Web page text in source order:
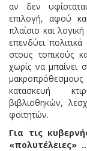
αν δεν
επιλογή, αφού
πλαίσιο και
επενδύει
στους τοπικούς
χωρίς να μπαίνει
κατασκευή
βιβλιοθηκών,
φοιτητών.
Για τις
«πολυτέλειες»